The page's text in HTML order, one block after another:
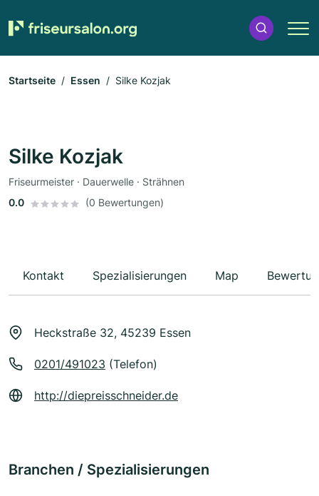
Startseite Essen Silke Kozjak
Silke Kozjak
Friseurmeister · Dauerwelle · Strähnen
0.0
(0 Bewertungen)
Kontakt Spezialisierungen Map
Heckstraße 32, 45239 Essen
0201/491023 (Telefon)
http://diepreisschneider.de
Branchen / Spezialisierungen